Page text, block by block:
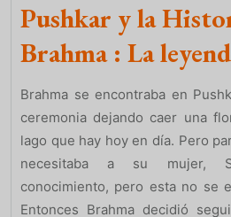
Pushkar y la
Brahma : La
Brahma se encontraba en
ceremonia dejando caer una
lago que hay hoy en día. Pero
necesitaba a su mujer,
conocimiento, pero esta no se
Entonces Brahma decidió